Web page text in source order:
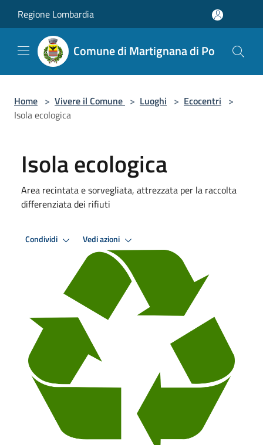
Regione Lombardia
Comune di Martignana di Po
Home > Vivere il Comune > Luoghi > Ecocentri >
Isola ecologica
Isola ecologica
Area recintata e sorvegliata, attrezzata per la raccolta
differenziata dei rifiuti
Condividi Vedi azioni